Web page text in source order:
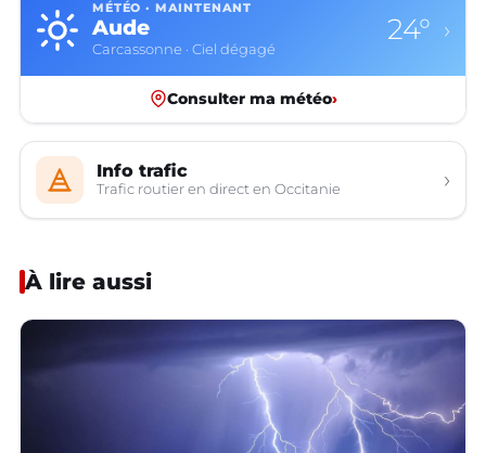
MÉTÉO · MAINTENANT
Aude
Carcassonne · Ciel dégagé
24° ›
Consulter ma météo›
Info trafic
Trafic routier en direct en Occitanie ›
À lire aussi